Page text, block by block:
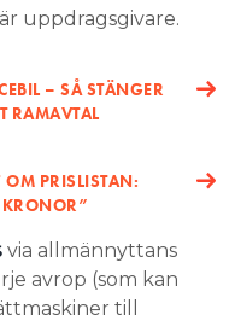
uppdragsgivare.
– SÅ STÄNGER
RAMAVTAL
OM PRISLISTAN:
via allmännyttans
avrop (som kan
till